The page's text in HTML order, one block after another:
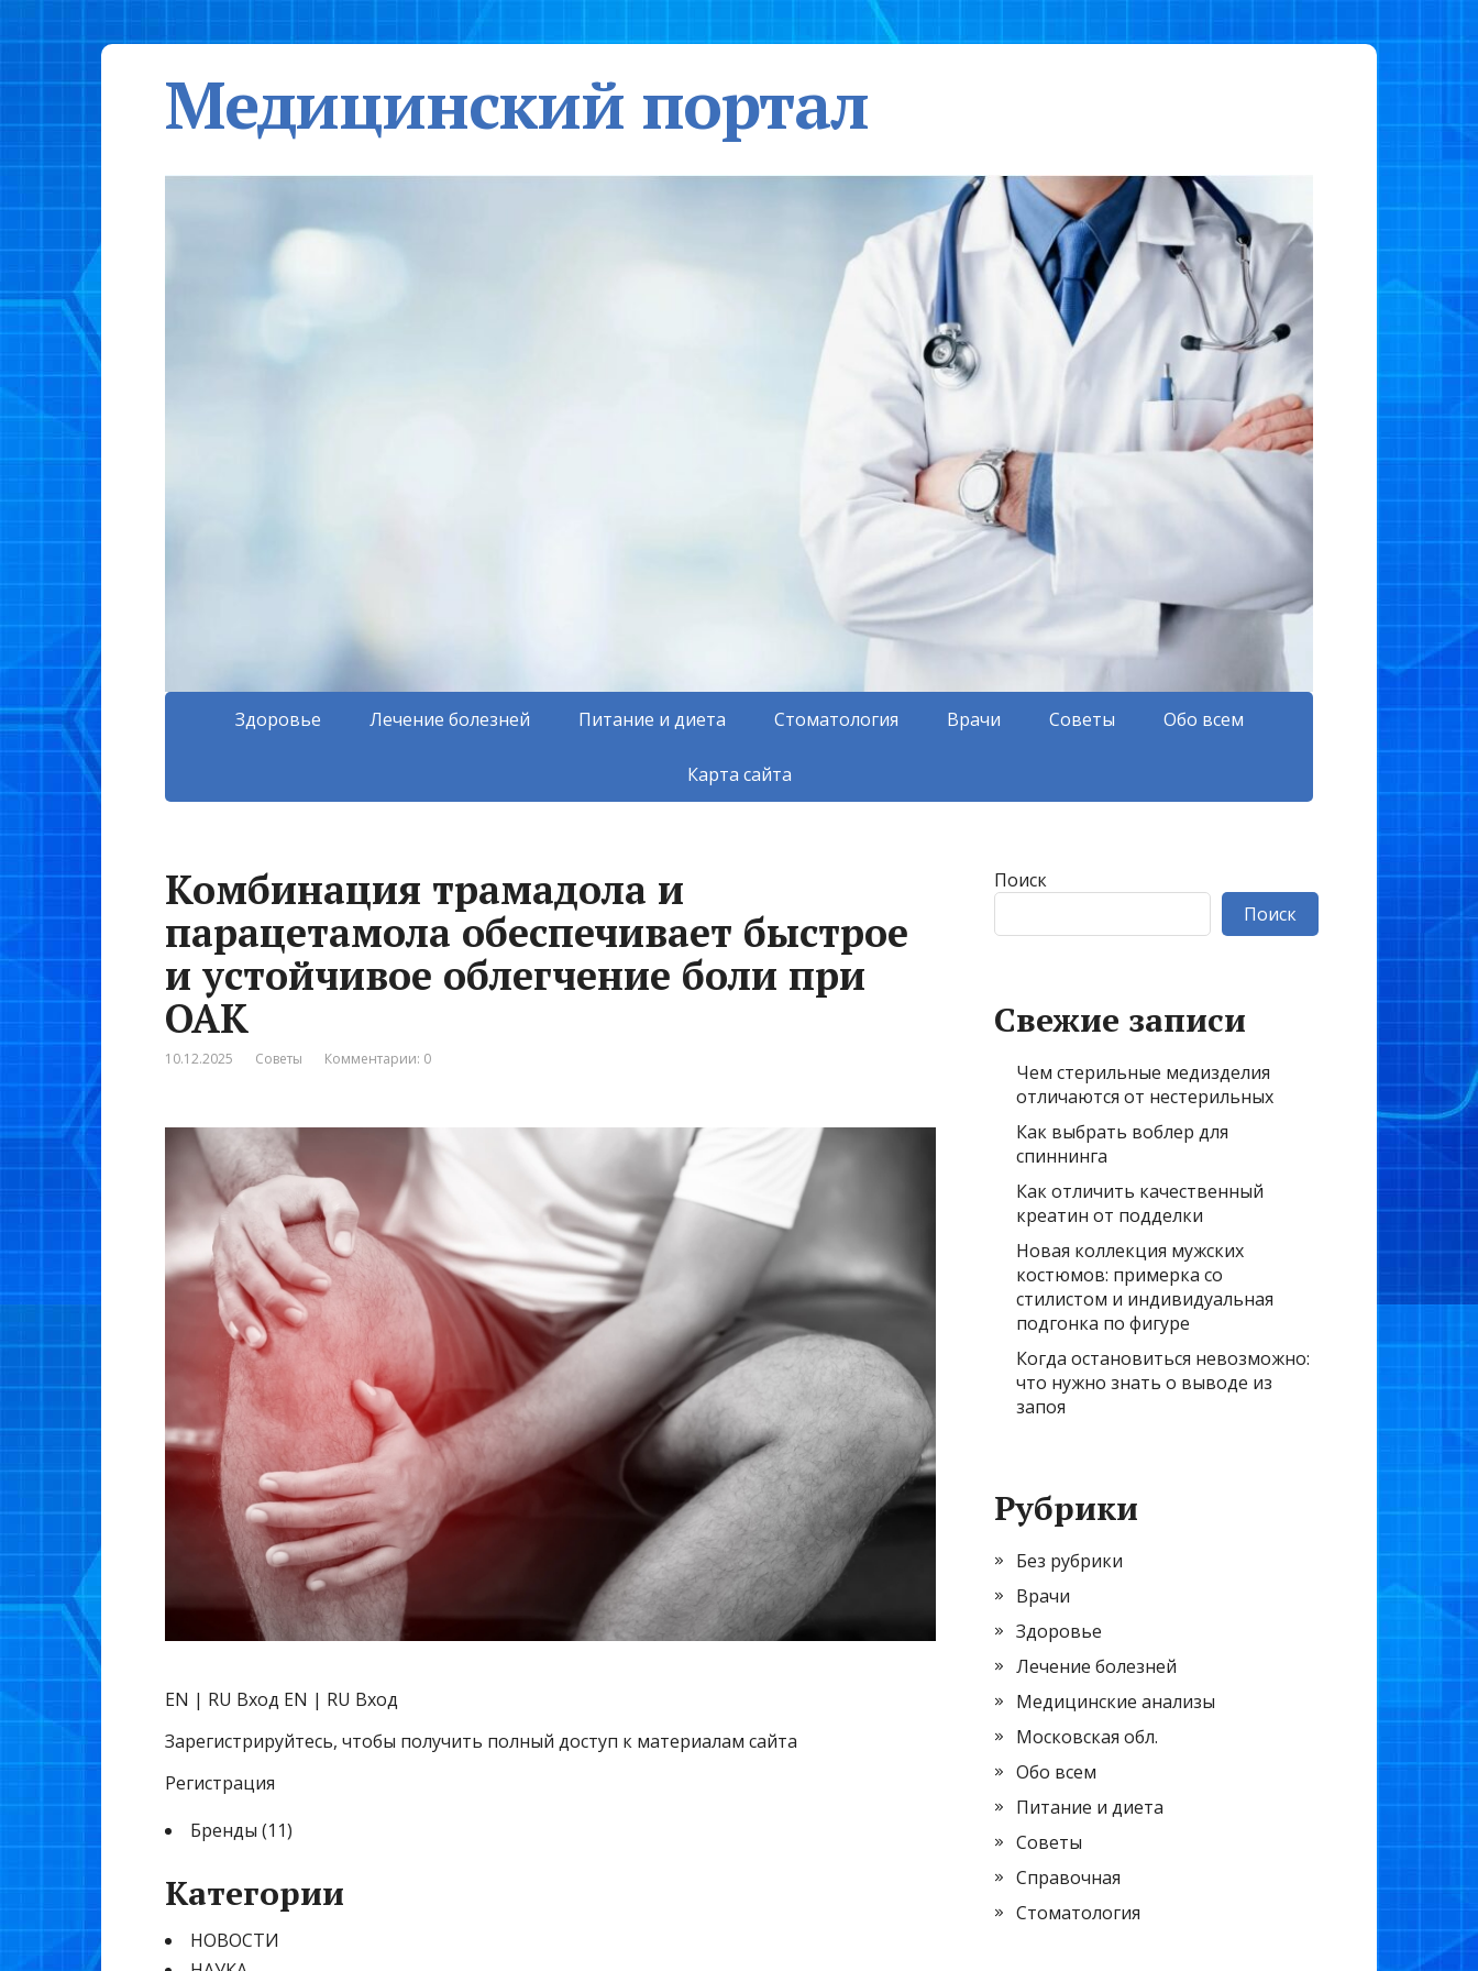
Медицинский портал
Здоровье Лечение болезней Питание и диета Стоматология Врачи Советы Обо всем
Карта сайта
Комбинация трамадола и
парацетамола обеспечивает быстрое
и устойчивое облегчение боли при
ОАК
10.12.2025 Советы Комментарии: 0
EN | RU Вход EN | RU Вход
Зарегистрируйтесь, чтобы получить полный доступ к материалам сайта
Регистрация
Бренды (11)
Категории
НОВОСТИ
Поиск
Поиск
Свежие записи
Чем стерильные медизделия
отличаются от нестерильных
Как выбрать воблер для
спиннинга
Как отличить качественный
креатин от подделки
Новая коллекция мужских
костюмов: примерка со
стилистом и индивидуальная
подгонка по фигуре
Когда остановиться невозможно:
что нужно знать о выводе из
запоя
Рубрики
Без рубрики
Врачи
Здоровье
Лечение болезней
Медицинские анализы
Московская обл.
Обо всем
Питание и диета
Советы
Справочная
Стоматология